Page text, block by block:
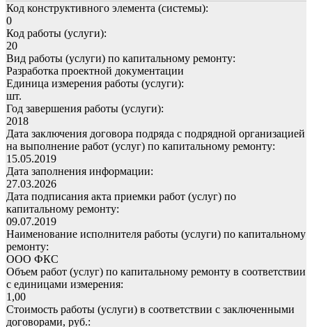
Код конструктивного элемента (системы):
0
Код работы (услуги):
20
Вид работы (услуги) по капитальному ремонту:
Разработка проектной документации
Единица измерения работы (услуги):
шт.
Год завершения работы (услуги):
2018
Дата заключения договора подряда с подрядной организацией
на выполнение работ (услуг) по капитальному ремонту:
15.05.2019
Дата заполнения информации:
27.03.2026
Дата подписания акта приемки работ (услуг) по
капитальному ремонту:
09.07.2019
Наименование исполнителя работы (услуги) по капитальному
ремонту:
ООО ФКС
Объем работ (услуг) по капитальному ремонту в соответствии
с единицами измерения:
1,00
Стоимость работы (услуги) в соответствии с заключенными
договорами, руб.: